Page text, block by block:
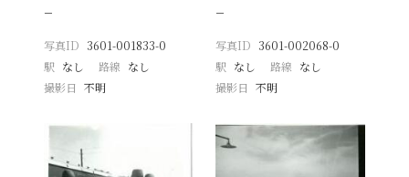
−
写真ID 3601-001833-0
駅 なし 路線 なし
撮影日
不明
−
写真ID 3601-002068-0
駅 なし 路線 なし
撮影日 不明